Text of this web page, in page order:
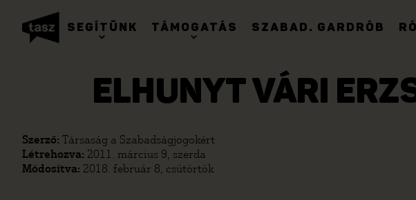
SEGÍTÜNK TÁMOGATÁS SZABAD. GARDRÓB
ELHUNYT VÁRI
Szerző: Társaság a Szabadságjogokért
Létrehozva: 2011. március 9, szerda
Módosítva: 2018. február 8, csütörtök